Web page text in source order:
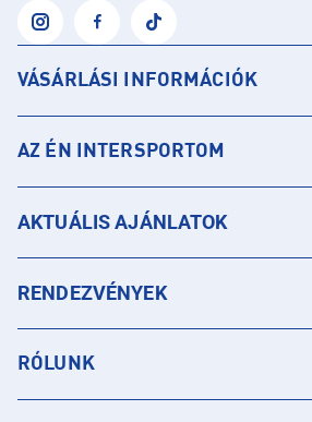
VÁSÁRLÁSI INFORMÁCIÓK
AZ ÉN INTERSPORTOM
AKTUÁLIS AJÁNLATOK
RENDEZVÉNYEK
RÓLUNK